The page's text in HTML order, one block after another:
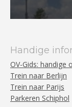
Handige
OV-Gids: handige
Trein naar Berlijn
Trein naar Parijs
Parkeren Schiphol